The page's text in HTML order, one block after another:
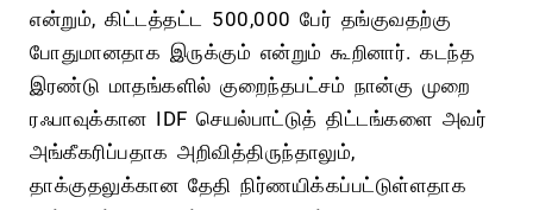
என்றும், கிட்டத்தட்ட 500,000 பேர் தங்குவதற்கு
போதுமானதாக இருக்கும் என்றும் கூறினார். கடந்த
இரண்டு மாதங்களில் குறைந்தபட்சம் நான்கு முறை
ரஃபாவுக்கான IDF செயல்பாட்டுத் திட்டங்களை அவர்
அங்கீகரிப்பதாக அறிவித்திருந்தாலும்,
தாக்குதலுக்கான தேதி நிர்ணயிக்கப்பட்டுள்ளதாக